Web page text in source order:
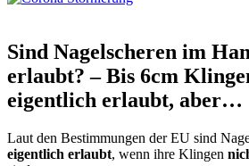
Sind Nagelscheren im
erlaubt? – Bis 6cm
eigentlich erlaubt, aber…
Laut den Bestimmungen der EU sind
eigentlich erlaubt, wenn ihre Klingen